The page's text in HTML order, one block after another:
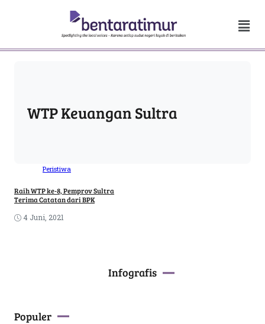
WTP Keuangan Sultra
Peristiwa
Raih WTP ke-8, Pemprov Sultra
Terima Catatan dari BPK
4 Juni, 2021
Infografis
Populer